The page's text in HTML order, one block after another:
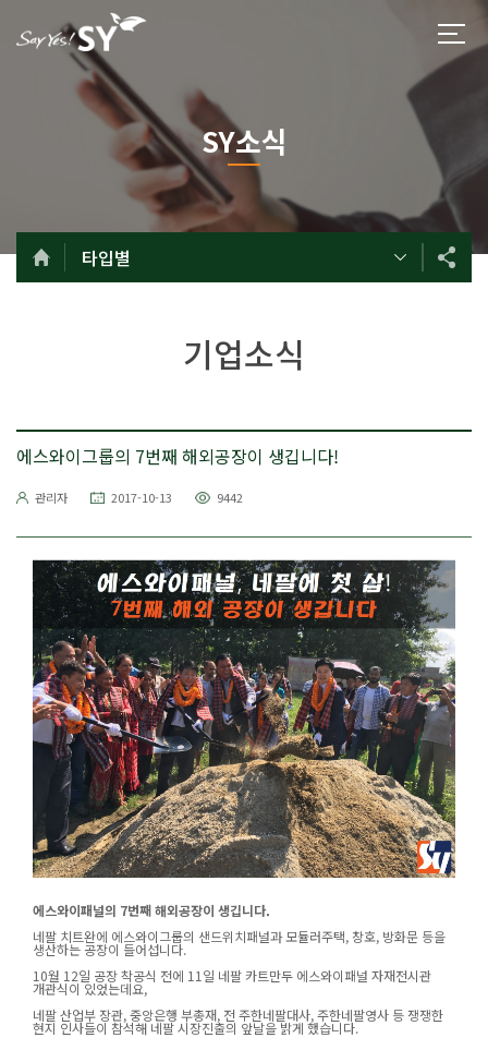
SY소식
타입별
기업소식
에스와이그룹의 7번째 해외공장이 생깁니다!
관리자 2017-10-13 9442
에스와이패널의 7번째 해외공장이 생깁니다.
네팔 치트완에 에스와이그룹의 샌드위치패널과 모듈러주택, 창호, 방화문 등을
생산하는 공장이 들어섭니다.
10월 12일 공장 착공식 전에 11일 네팔 카트만두 에스와이패널 자재전시관
개관식이 있었는데요,
네팔 산업부 장관, 중앙은행 부총재, 전 주한네팔대사, 주한네팔영사 등 쟁쟁한
현지 인사들이 참석해 네팔 시장진출의 앞날을 밝게 했습니다.